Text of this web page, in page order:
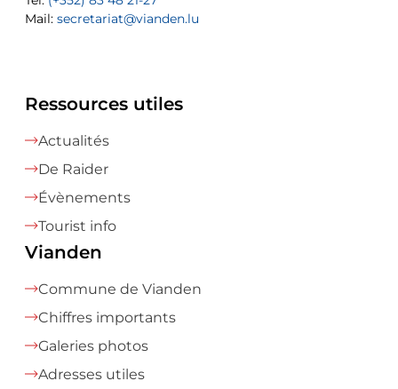
Mail: secretariat@vianden.lu
Mail: diane.storn@vianden.lu
Ressources utiles
Actualités
De Raider
Évènements
Tourist info
Vianden
Commune de Vianden
Chiffres importants
Galeries photos
Adresses utiles